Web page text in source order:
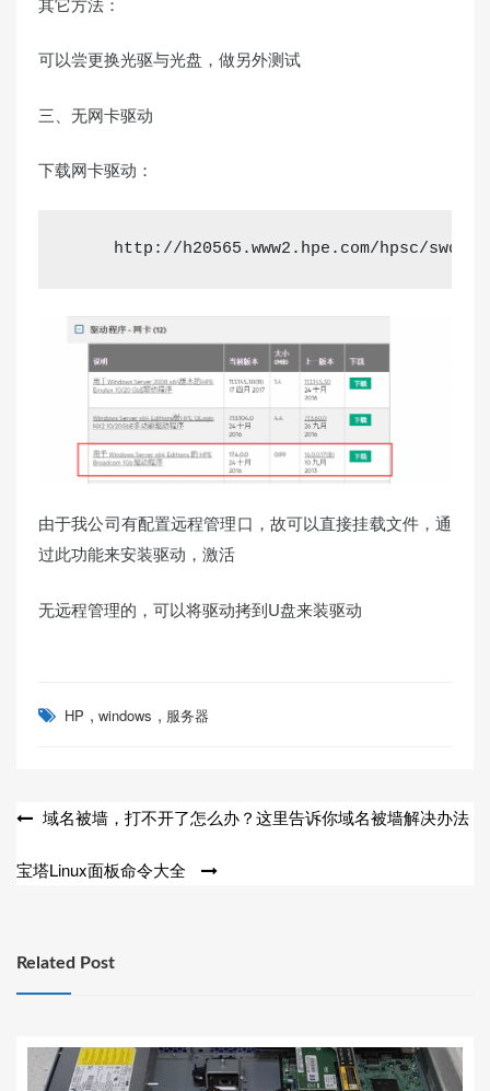
可以尝更换光驱与光盘，做另外测试
三、无网卡驱动
下载网卡驱动：
http://h20565.www2.hpe.com/hpsc/swd/
由于我公司有配置远程管理口，故可以直接挂载文件，通
过此功能来安装驱动，激活
无远程管理的，可以将驱动拷到U盘来装驱动
HP , windows , 服务器
文
导
域名被墙，打不开了怎么办？这里告诉你域名被墙解决办法
宝塔Linux面板命令大全
Related Post